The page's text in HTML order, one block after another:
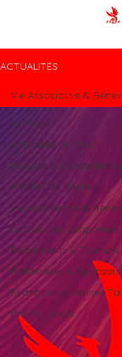
ACTUALITÉS
All Posts
Actualités du Club
Équipes & Compétitions
Paroles de Phénix
Vie Associative &
Le Coin des Supporters
Événements & Tournois
Partenaires & Sponsors
Formation & Jeunes
Pré-Nationale
Vie Associative &